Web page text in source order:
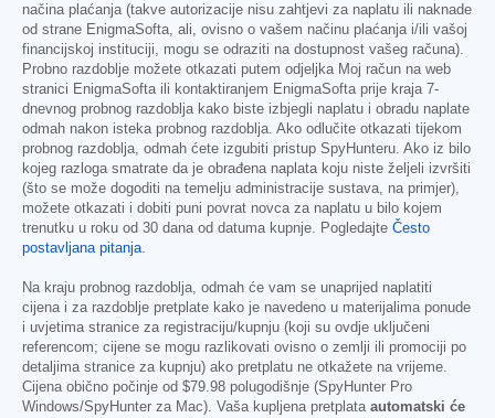
načina plaćanja (takve autorizacije nisu zahtjevi za naplatu ili naknade
od strane EnigmaSofta, ali, ovisno o vašem načinu plaćanja i/ili vašoj
financijskoj instituciji, mogu se odraziti na dostupnost vašeg računa).
Probno razdoblje možete otkazati putem odjeljka Moj račun na web
stranici EnigmaSofta ili kontaktiranjem EnigmaSofta prije kraja 7-
dnevnog probnog razdoblja kako biste izbjegli naplatu i obradu naplate
odmah nakon isteka probnog razdoblja. Ako odlučite otkazati tijekom
probnog razdoblja, odmah ćete izgubiti pristup SpyHunteru. Ako iz bilo
kojeg razloga smatrate da je obrađena naplata koju niste željeli izvršiti
(što se može dogoditi na temelju administracije sustava, na primjer),
možete otkazati i dobiti puni povrat novca za naplatu u bilo kojem
trenutku u roku od 30 dana od datuma kupnje. Pogledajte Često
postavljana pitanja.
Na kraju probnog razdoblja, odmah će vam se unaprijed naplatiti
cijena i za razdoblje pretplate kako je navedeno u materijalima ponude
i uvjetima stranice za registraciju/kupnju (koji su ovdje uključeni
referencom; cijene se mogu razlikovati ovisno o zemlji ili promociji po
detaljima stranice za kupnju) ako pretplatu ne otkažete na vrijeme.
Cijena obično počinje od $79.98 polugodišnje (SpyHunter Pro
Windows/SpyHunter za Mac). Vaša kupljena pretplata automatski će